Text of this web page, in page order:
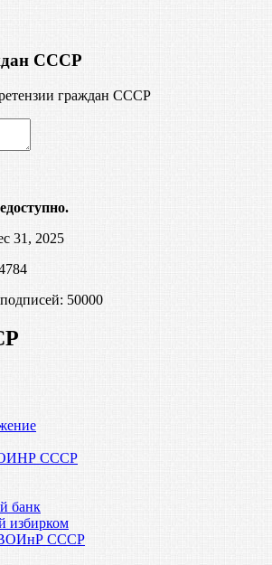
СССР
граждан СССР
31, 2025
50000
СССР
банк
избирком
ВОИнР СССР